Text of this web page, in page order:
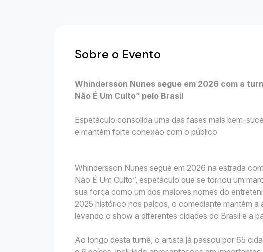
Sobre o Evento
Whindersson Nunes segue em 2026 com a
Não É Um Culto” pelo Brasil
Espetáculo consolida uma das fases mais bem-
e mantém forte conexão com o público
Whindersson Nunes segue em 2026 na estrada
Não É Um Culto”, espetáculo que se tornou um
sua força como um dos maiores nomes do
2025 histórico nos palcos, o comediante mantém a
levando o show a diferentes cidades do Brasil e a
Ao longo desta turnê, o artista já passou por 65